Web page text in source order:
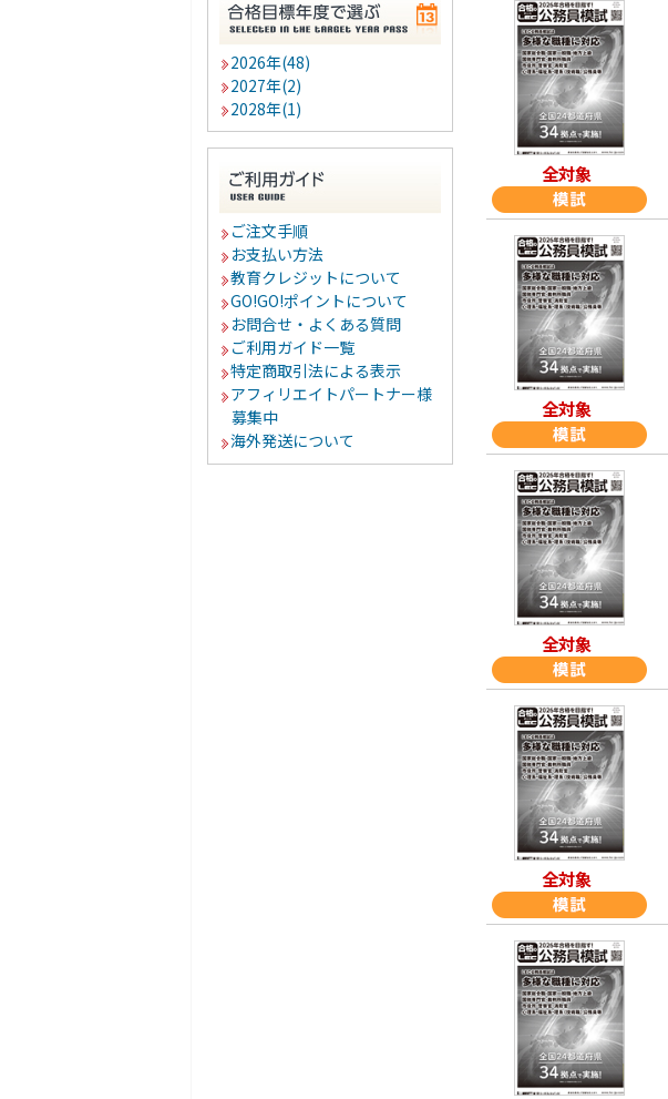
2026年(48)
2027年(2)
2028年(1)
ご注文手順
お支払い方法
教育クレジットについて
GO!GO!ポイントについて
お問合せ・よくある質問
ご利用ガイド一覧
特定商取引法による表示
アフィリエイトパートナー様
募集中
海外発送について
全対象
全対象
全対象
全対象